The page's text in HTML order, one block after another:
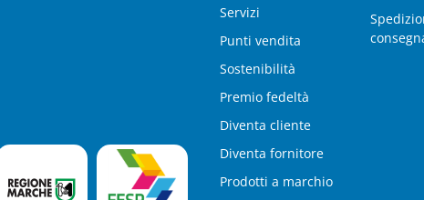
Servizi
Punti vendita
Sostenibilità
Premio fedeltà
Diventa cliente
Diventa fornitore
Prodotti a marchio